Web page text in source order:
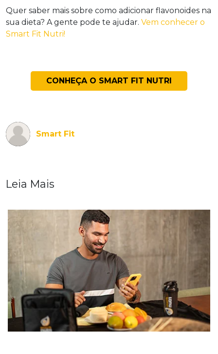
Quer saber mais sobre como adicionar flavonoides na
sua dieta? A gente pode te ajudar. Vem conhecer o
Smart Fit Nutri!
CONHEÇA O SMART FIT NUTRI
Smart Fit
Leia Mais